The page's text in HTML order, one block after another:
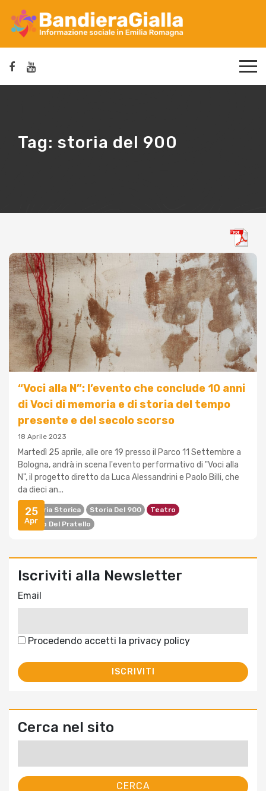
Tag: storia del 900
25
Apr
“Voci alla N”: l’evento che conclude 10 anni
di Voci di memoria e di storia del tempo
presente e del secolo scorso
18 Aprile 2023
Martedì 25 aprile, alle ore 19 presso il Parco 11 Settembre a
Bologna, andrà in scena l'evento performativo di "Voci alla
N", il progetto diretto da Luca Alessandrini e Paolo Billi, che
da dieci an...
Memoria Storica Storia Del 900
Teatro
Teatro Del Pratello
Iscriviti alla Newsletter
Email
Procedendo accetti la privacy policy
Cerca nel sito